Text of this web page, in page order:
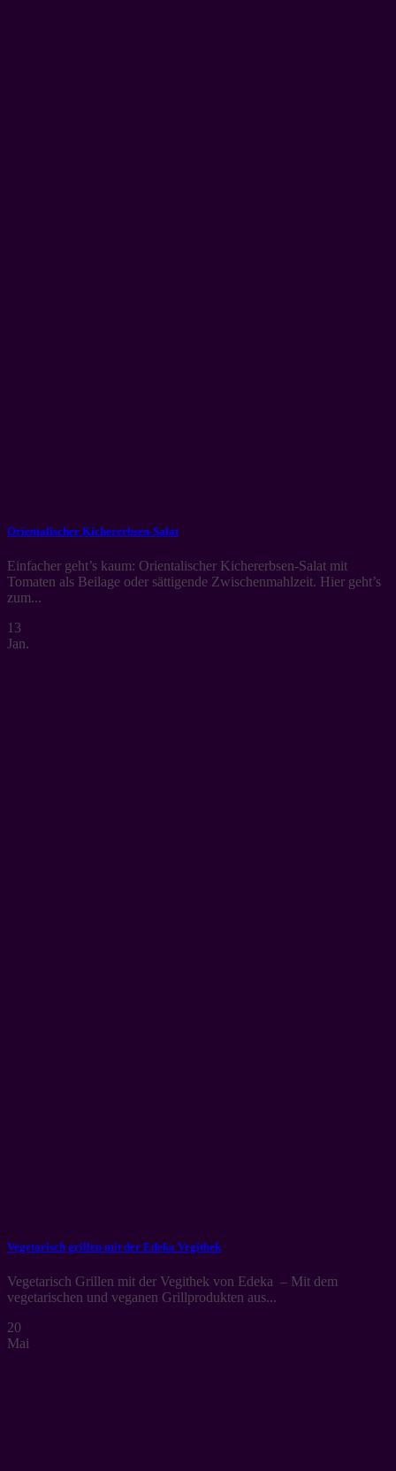
Orientalischer Kichererbsen-Salat
Einfacher geht’s kaum: Orientalischer Kichererbsen-Salat mit
Tomaten als Beilage oder sättigende Zwischenmahlzeit. Hier geht’s
zum...
13
Jan.
Vegetarisch grillen mit der Edeka Vegithek
Vegetarisch Grillen mit der Vegithek von Edeka – Mit dem
vegetarischen und veganen Grillprodukten aus...
20
Mai